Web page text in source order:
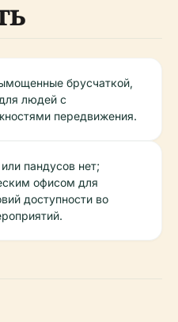
брусчаткой,
людей с
передвижения.
пандусов нет;
офисом для
доступности во